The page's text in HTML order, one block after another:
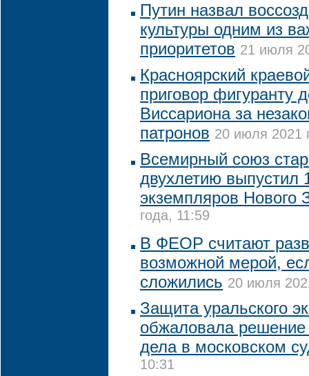
Путин назвал
культуры одним из
приоритетов 21 июля
Красноярский
приговор фигуранту
Виссариона за
патронов 20 июля 2021
Всемирный союз
двухлетию выпустил
экземпляров Нового
года, 11:59
В ФЕОР считают
возможной мерой,
сложились 20 июля
Защита уральского
обжаловала решение
дела в московском
10:31